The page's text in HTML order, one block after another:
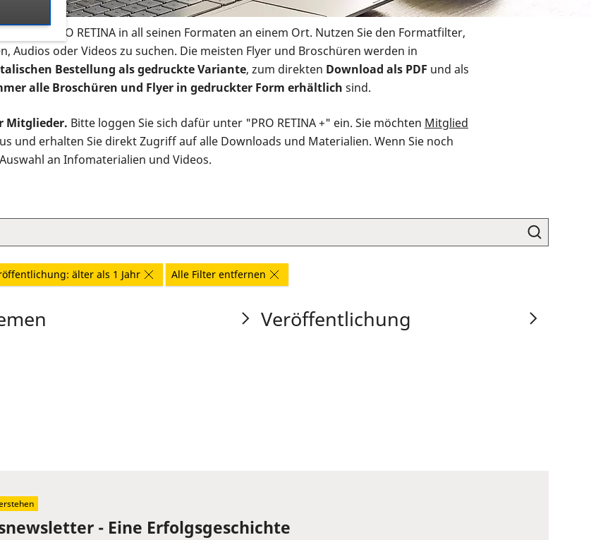
der PRO RETINA in all seinen Formaten an einem Ort. Nutzen Sie den Formatfilter,
Audios oder Videos zu suchen. Die meisten Flyer und Broschüren werden in
Bestellung als gedruckte Variante, zum direkten Download als PDF und als
alle Broschüren und Flyer in gedruckter Form erhältlich sind.
Mitglieder. Bitte loggen Sie sich dafür unter "PRO RETINA +" ein. Sie möchten Mitglied
und erhalten Sie direkt Zugriff auf alle Downloads und Materialien. Wenn Sie noch
an Infomaterialien und Videos.
älter als 1 Jahr Alle Filter entfernen
Veröffentlichung
- Eine Erfolgsgeschichte